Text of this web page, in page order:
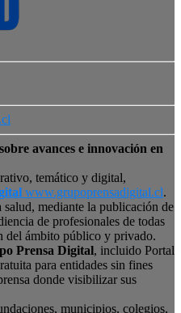
avances e innovación en
temático y digital,
www.grupoprensadigital.cl.
mediante la publicación de
de profesionales de todas
del ámbito público y privado.
Prensa Digital, incluido Portal
para entidades sin fines
donde visibilizar sus
municipios, colegios,